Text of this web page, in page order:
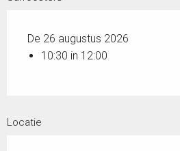
De 26 augustus 2026
10:30 in 12:00
Locatie